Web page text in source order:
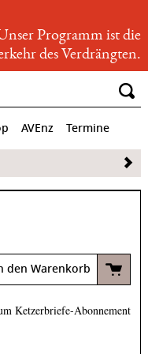
Programm ist die
des Verdrängten.
AVEnz Termine
den Warenkorb
Ketzerbriefe-Abonnement